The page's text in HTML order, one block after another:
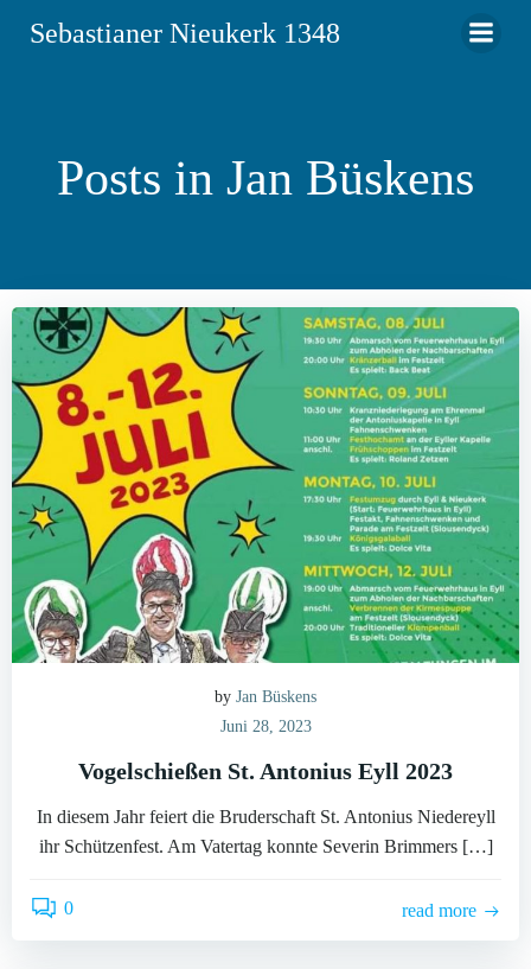
Inhalt
Sebastianer Nieukerk 1348
Posts in Jan Büskens
by Jan Büskens
Juni 28, 2023
Vogelschießen St. Antonius Eyll 2023
In diesem Jahr feiert die Bruderschaft St. Antonius Niedereyll
ihr Schützenfest. Am Vatertag konnte Severin Brimmers […]
0 read more